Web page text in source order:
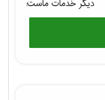
دیگر خدمات ماست: